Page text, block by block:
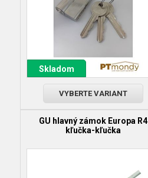
Skladom
VYBERTE VARIANT
GU hlavný zámok Europa R4
kľučka-kľučka